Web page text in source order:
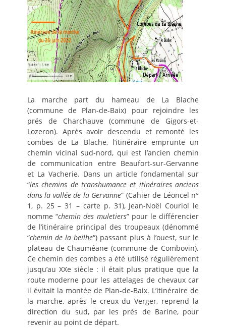
La marche part du hameau de La Blache
(commune de Plan-de-Baix) pour rejoindre les
prés de Charchauve (commune de Gigors-et-
Lozeron). Après avoir descendu et remonté les
combes de La Blache, l’itinéraire emprunte un
chemin vicinal sud-nord, qui est l’ancien chemin
de communication entre Beaufort-sur-Gervanne
et La Vacherie. Dans un article fondamental sur
“les chemins de transhumance et itinéraires anciens
dans la vallée de la Gervanne” (Cahier de Léoncel n°
1, p. 25 – 31 – carte p. 31), Jean-Noël Couriol le
nomme “chemin des muletiers” pour le différencier
de l’itinéraire principal des troupeaux (dénommé
“chemin de la beilhe“) passant plus à l’ouest, sur le
plateau de Chauméane (commune de Combovin).
Ce chemin des combes a été utilisé régulièrement
jusqu’au XXe siècle : il était plus pratique que la
route moderne pour les attelages de chevaux car
il évitait la montée de Plan-de-Baix. L’itinéraire de
la marche, après le creux du Verger, reprend la
direction du sud, par les prés de Barine, pour
revenir au point de départ.